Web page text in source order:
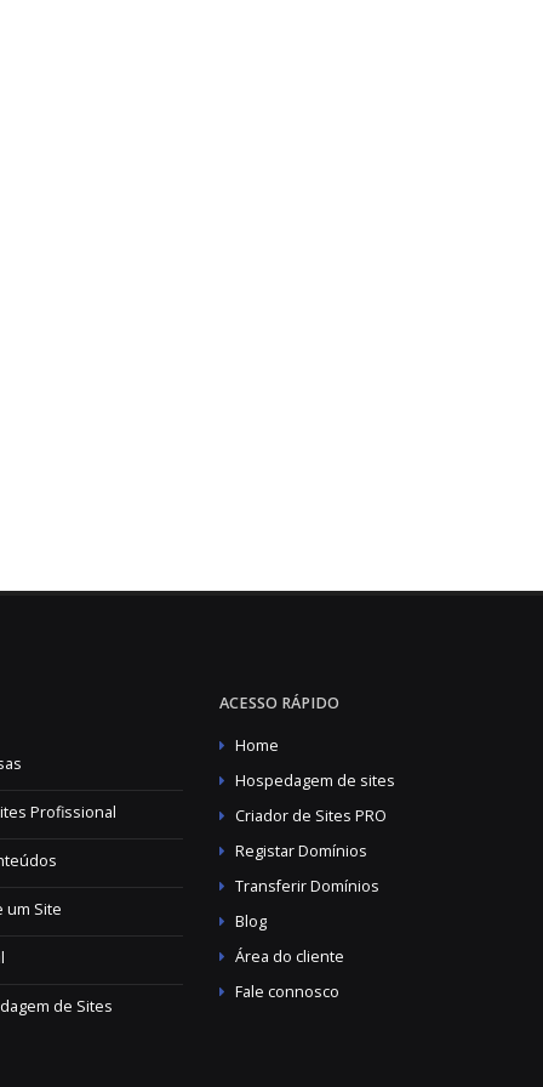
Profissional
um Site
de Sites
ACESSO RÁPIDO
Home
Hospedagem de sites
Criador de Sites PRO
Registar Domínios
Transferir Domínios
Blog
Área do cliente
Fale connosco